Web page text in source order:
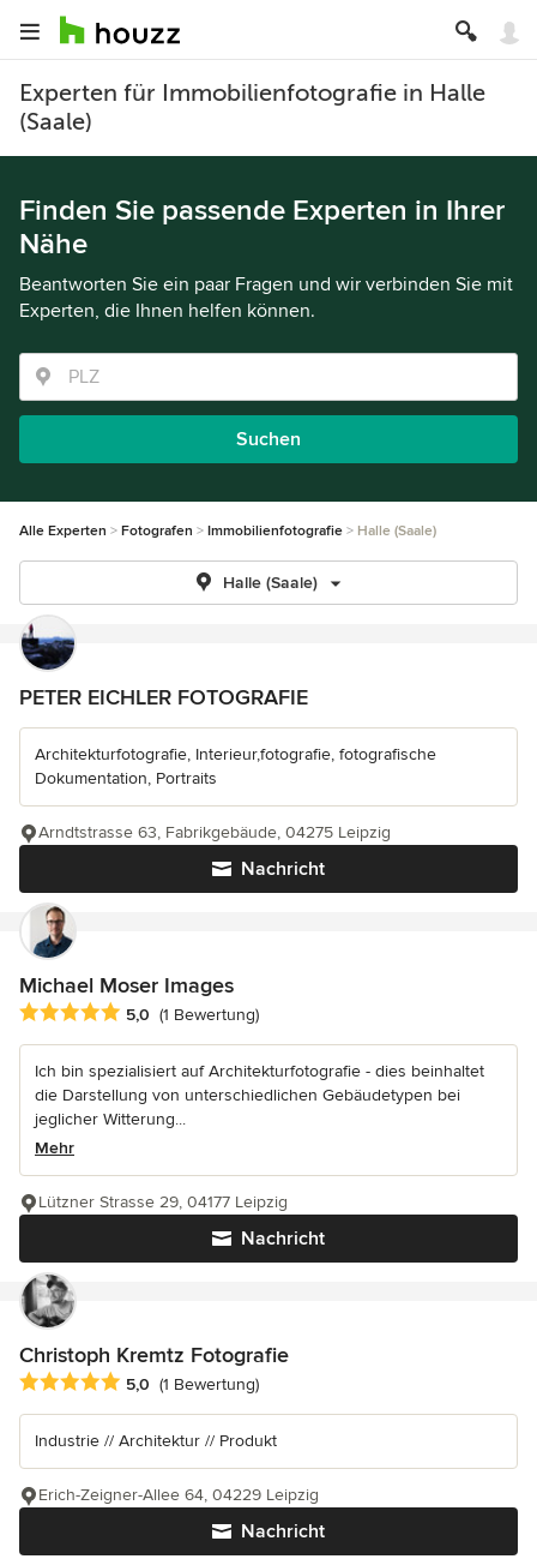
Experten für Immobilienfotografie in Halle
(Saale)
Finden Sie passende Experten in Ihrer
Nähe
Beantworten Sie ein paar Fragen und wir verbinden Sie mit
Experten, die Ihnen helfen können.
Suchen
Alle Experten Fotografen Immobilienfotografie Halle (Saale)
Halle (Saale)
PETER EICHLER FOTOGRAFIE
Architekturfotografie, Interieur,fotografie, fotografische
Dokumentation, Portraits
Nachricht
Arndtstrasse 63, Fabrikgebäude, 04275 Leipzig
Michael Moser Images
Durchschnittliche Bewertung: 5 von 5 Sternen
5,0 (1 Bewertung)
Ich bin spezialisiert auf Architekturfotografie - dies beinhaltet
die Darstellung von unterschiedlichen Gebäudetypen bei
jeglicher Witterung...
Mehr
Nachricht
Lützner Strasse 29, 04177 Leipzig
Christoph Kremtz Fotografie
Durchschnittliche Bewertung: 5 von 5 Sternen
5,0 (1 Bewertung)
Industrie // Architektur // Produkt
Nachricht
Erich-Zeigner-Allee 64, 04229 Leipzig